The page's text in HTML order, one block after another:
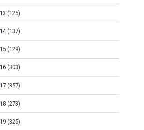
(125)
(137)
(129)
(303)
(357)
(273)
(325)